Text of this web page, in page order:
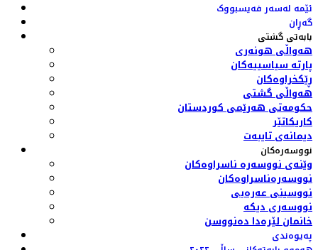
ئێمە لەسەر فەیسبووک
گەڕان
بابەتی گشتی
هەواڵی هونەری
پارتە سیاسییەکان
ڕێکخراوەکان
هەواڵی گشتی
حکومەتی هەرێمی کوردستان
کاریکاتێر
دیمانەی تایبەت
نووسەرەکان
وێنەی نووسەرە ناسراوەکان
نووسەرەناسراوەکان
نووسینی عەرەبی
نووسەری دیکە
خانمان لێرەدا دەنووسن
پەیوەندی